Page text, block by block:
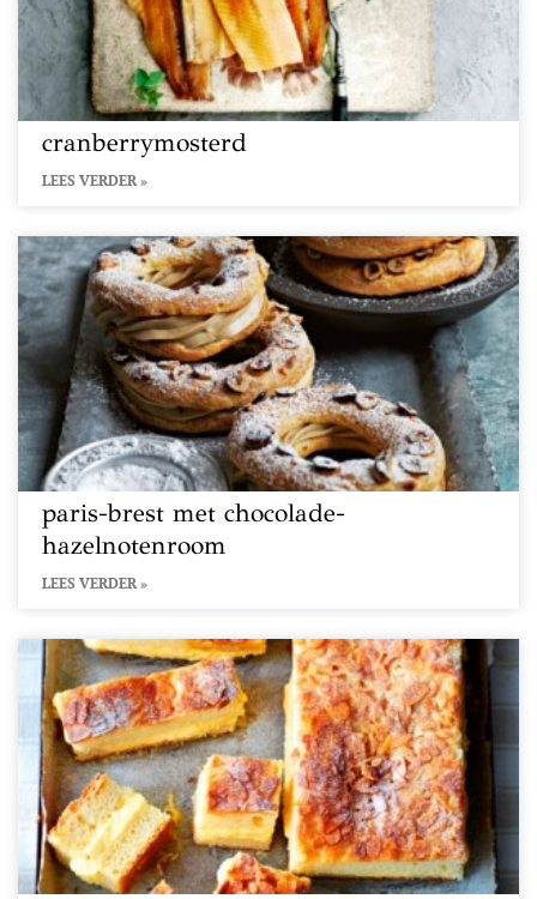
cranberrymosterd
LEES VERDER »
paris-brest met chocolade-
hazelnotenroom
LEES VERDER »